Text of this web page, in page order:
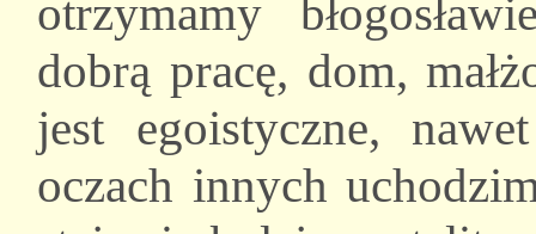
otrzymamy
dobrą pracę, dom,
jest egoistyczne,
oczach innych